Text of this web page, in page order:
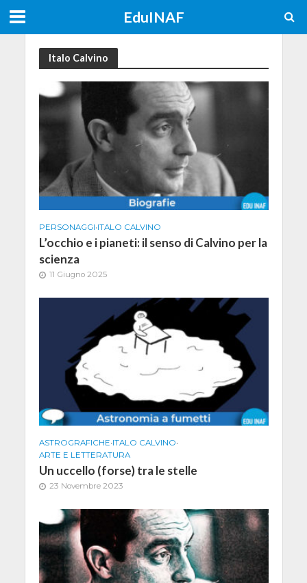
EduINAF
Italo Calvino
PERSONAGGI•ITALO CALVINO
L’occhio e i pianeti: il senso di Calvino per la
scienza
11 Giugno 2025
ASTROGRAFICHE•ITALO CALVINO•
ARTE E LETTERATURA
Un uccello (forse) tra le stelle
23 Novembre 2023